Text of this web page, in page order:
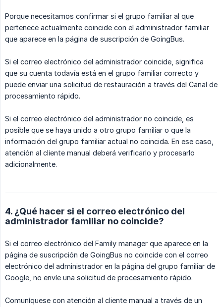
Porque necesitamos confirmar si el grupo familiar al que
pertenece actualmente coincide con el administrador familiar
que aparece en la página de suscripción de GoingBus.
Si el correo electrónico del administrador coincide, significa
que su cuenta todavía está en el grupo familiar correcto y
puede enviar una solicitud de restauración a través del Canal de
procesamiento rápido.
Si el correo electrónico del administrador no coincide, es
posible que se haya unido a otro grupo familiar o que la
información del grupo familiar actual no coincida. En ese caso,
atención al cliente manual deberá verificarlo y procesarlo
adicionalmente.
4. ¿Qué hacer si el correo electrónico del
administrador familiar no coincide?
Si el correo electrónico del Family manager que aparece en la
página de suscripción de GoingBus no coincide con el correo
electrónico del administrador en la página del grupo familiar de
Google, no envíe una solicitud de procesamiento rápido.
Comuníquese con atención al cliente manual a través de un